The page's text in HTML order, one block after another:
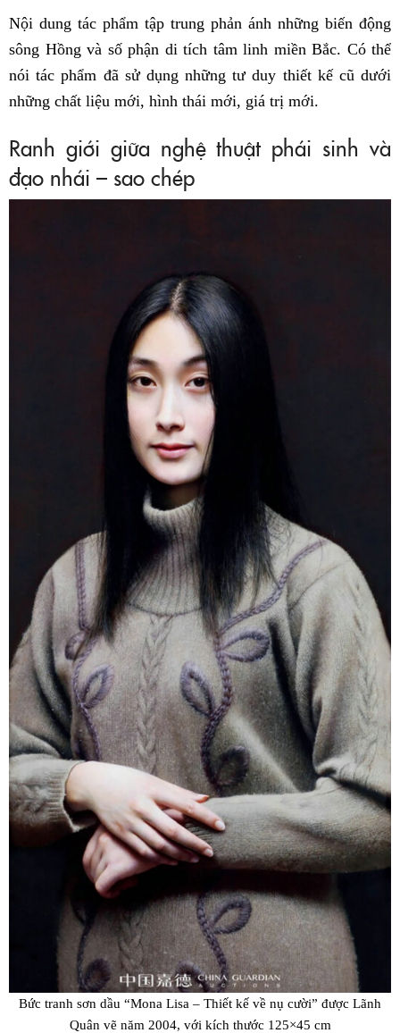
Nội dung tác phẩm tập trung phản ánh những biến động
sông Hồng và số phận di tích tâm linh miền Bắc. Có thể
nói tác phẩm đã sử dụng những tư duy thiết kế cũ dưới
những chất liệu mới, hình thái mới, giá trị mới.
Ranh giới giữa nghệ thuật phái sinh và
đạo nhái – sao chép
Bức tranh sơn dầu “Mona Lisa – Thiết kế về nụ cười” được Lãnh
Quân vẽ năm 2004, với kích thước 125×45 cm